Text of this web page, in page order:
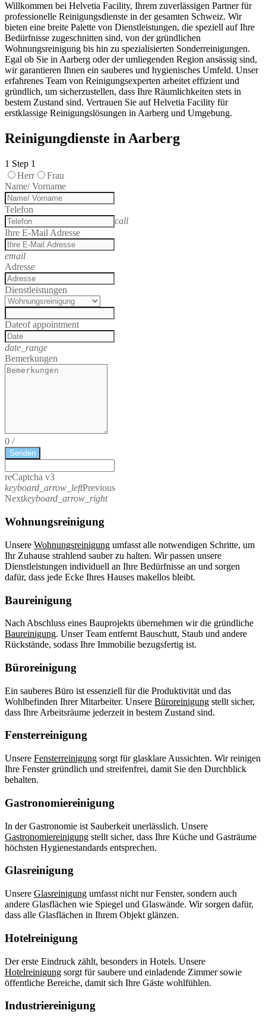
Willkommen bei Helvetia Facility, Ihrem zuverlässigen Partner für
professionelle Reinigungsdienste in der gesamten Schweiz. Wir
bieten eine breite Palette von Dienstleistungen, die speziell auf Ihre
Bedürfnisse zugeschnitten sind, von der gründlichen
Wohnungsreinigung bis hin zu spezialisierten Sonderreinigungen.
Egal ob Sie in Aarberg oder der umliegenden Region ansässig sind,
wir garantieren Ihnen ein sauberes und hygienisches Umfeld. Unser
erfahrenes Team von Reinigungsexperten arbeitet effizient und
gründlich, um sicherzustellen, dass Ihre Räumlichkeiten stets in
bestem Zustand sind. Vertrauen Sie auf Helvetia Facility für
erstklassige Reinigungslösungen in Aarberg und Umgebung.
Reinigungdienste in Aarberg
1 Step 1
Herr
Frau
Name/ Vorname
Telefon
call
Ihre E-Mail Adresse
email
Adresse
Dienstleistungen
Dateof appointment
date_range
Bemerkungen
0 /
Senden
reCaptcha v3
keyboard_arrow_leftPrevious
Nextkeyboard_arrow_right
Wohnungsreinigung
Unsere Wohnungsreinigung umfasst alle notwendigen Schritte, um
Ihr Zuhause strahlend sauber zu halten. Wir passen unsere
Dienstleistungen individuell an Ihre Bedürfnisse an und sorgen
dafür, dass jede Ecke Ihres Hauses makellos bleibt.
Baureinigung
Nach Abschluss eines Bauprojekts übernehmen wir die gründliche
Baureinigung. Unser Team entfernt Bauschutt, Staub und andere
Rückstände, sodass Ihre Immobilie bezugsfertig ist.
Büroreinigung
Ein sauberes Büro ist essenziell für die Produktivität und das
Wohlbefinden Ihrer Mitarbeiter. Unsere Büroreinigung stellt sicher,
dass Ihre Arbeitsräume jederzeit in bestem Zustand sind.
Fensterreinigung
Unsere Fensterreinigung sorgt für glasklare Aussichten. Wir reinigen
Ihre Fenster gründlich und streifenfrei, damit Sie den Durchblick
behalten.
Gastronomiereinigung
In der Gastronomie ist Sauberkeit unerlässlich. Unsere
Gastronomiereinigung stellt sicher, dass Ihre Küche und Gasträume
höchsten Hygienestandards entsprechen.
Glasreinigung
Unsere Glasreinigung umfasst nicht nur Fenster, sondern auch
andere Glasflächen wie Spiegel und Glaswände. Wir sorgen dafür,
dass alle Glasflächen in Ihrem Objekt glänzen.
Hotelreinigung
Der erste Eindruck zählt, besonders in Hotels. Unsere
Hotelreinigung sorgt für saubere und einladende Zimmer sowie
öffentliche Bereiche, damit sich Ihre Gäste wohlfühlen.
Industriereinigung